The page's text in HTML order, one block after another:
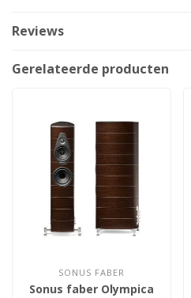
Reviews
Gerelateerde producten
SONUS FABER
Sonus faber Olympica